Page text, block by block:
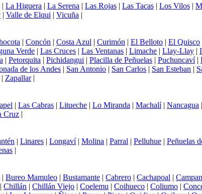
| La Higuera | La Serena | Las Rojas | Las Tacas | Los Vilos |
| Valle de Elqui | Vicuña |
| Concón | Costa Azul | Curimón | El Belloto | El Quisco
Verde | Las Cruces | Las Ventanas | Limache | Llay-Llay |
| Petorquita | Pichidangui | Placilla de Peñuelas | Puchuncaví|
de los Andes | San Antonio | San Carlos | San Esteban |
| Zapallar|
| Las Cabras | Litueche | Lo Miranda | Machalí| Nancagua |
Cruz |
| Linares | Longaví| Molina | Parral | Pelluhue | Peñuelas
|
| Bureo Mamuleo | Bustamante | Cabrero | Cachapoal |
| Chillán | Chillán Viejo | Coelemu | Coihueco | Coliumo |